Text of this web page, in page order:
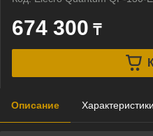
674 300 ₸
Описание Характеристики